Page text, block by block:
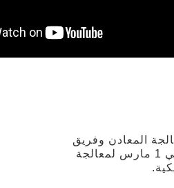
المعادن وفريق
العمل الموهوب في 1 مارس لمعالجة